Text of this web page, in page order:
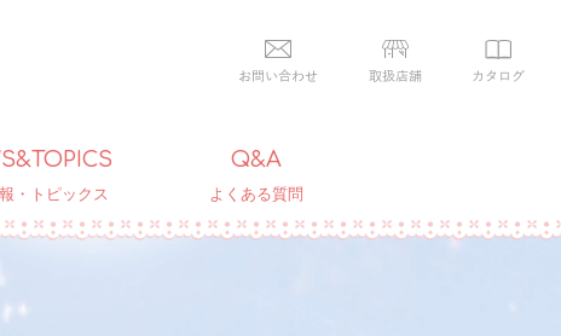
・トピックス
Q&A
よくある質問